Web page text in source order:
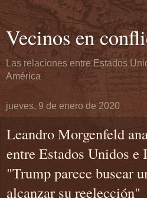
Vecinos en
Las relaciones entre Estados
América
jueves, 9 de enero de 2020
Leandro Morgenfeld
entre Estados Unidos
"Trump parece buscar
alcanzar su reelección"